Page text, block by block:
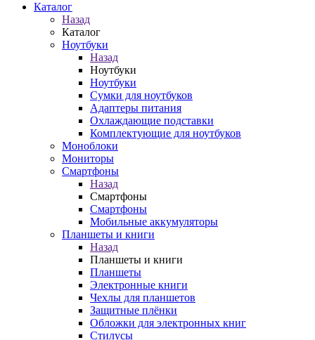
Каталог
Назад
Каталог
Ноутбуки
Назад
Ноутбуки
Ноутбуки
Сумки для ноутбуков
Адаптеры питания
Охлаждающие подставки
Комплектующие для ноутбуков
Моноблоки
Мониторы
Смартфоны
Назад
Смартфоны
Смартфоны
Мобильные аккумуляторы
Планшеты и книги
Назад
Планшеты и книги
Планшеты
Электронные книги
Чехлы для планшетов
Защитные плёнки
Обложки для электронных книг
Стилусы